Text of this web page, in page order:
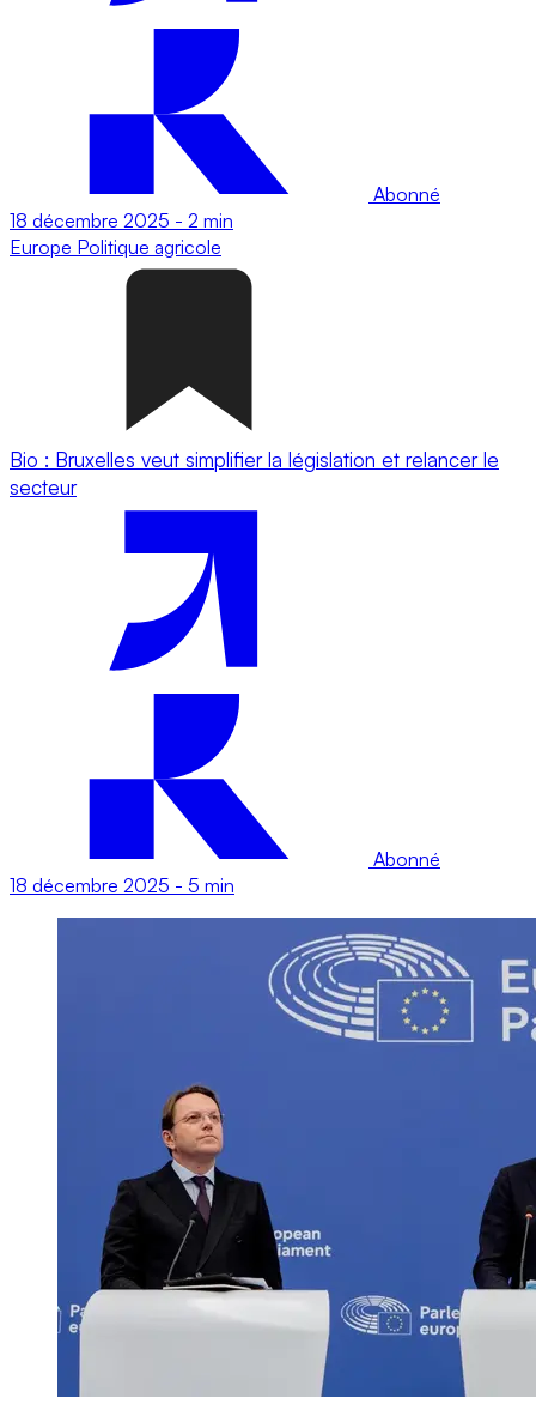
Abonné
18 décembre 2025 - 2 min
Europe Politique agricole
Bio : Bruxelles veut simplifier la législation et relancer le
secteur
Abonné
18 décembre 2025 - 5 min